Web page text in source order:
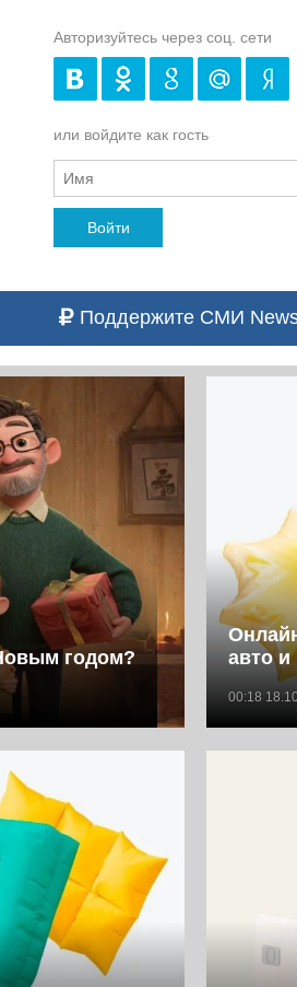
Авторизуйтесь через соц. сети
или войдите как гость
Войти
Поддержите СМИ
годом?
авто и
00:18